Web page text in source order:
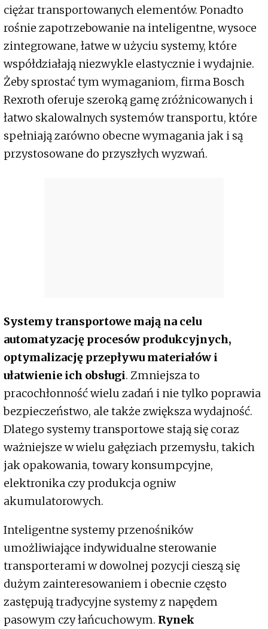
ciężar transportowanych elementów. Ponadto
rośnie zapotrzebowanie na inteligentne, wysoce
zintegrowane, łatwe w użyciu systemy, które
współdziałają niezwykle elastycznie i wydajnie.
Żeby sprostać tym wymaganiom, firma Bosch
Rexroth oferuje szeroką gamę zróżnicowanych i
łatwo skalowalnych systemów transportu, które
spełniają zarówno obecne wymagania jak i są
przystosowane do przyszłych wyzwań.
Systemy transportowe mają na celu
automatyzację procesów produkcyjnych,
optymalizację przepływu materiałów i
ułatwienie ich obsługi. Zmniejsza to
pracochłonność wielu zadań i nie tylko poprawia
bezpieczeństwo, ale także zwiększa wydajność.
Dlatego systemy transportowe stają się coraz
ważniejsze w wielu gałęziach przemysłu, takich
jak opakowania, towary konsumpcyjne,
elektronika czy produkcja ogniw
akumulatorowych.
Inteligentne systemy przenośników
umożliwiające indywidualne sterowanie
transporterami w dowolnej pozycji cieszą się
dużym zainteresowaniem i obecnie często
zastępują tradycyjne systemy z napędem
pasowym czy łańcuchowym. Rynek